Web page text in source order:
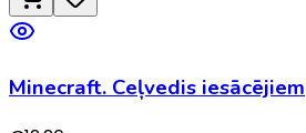
Minecraft. Ceļvedis iesācējiem